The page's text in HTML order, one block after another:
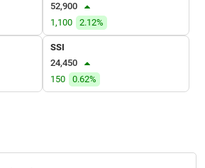
52,900
1,100
2.12%
SSI
24,450
150
0.62%